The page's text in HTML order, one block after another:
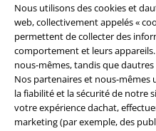
Nous utilisons des cookies et
web, collectivement appelés «
permettent de collecter des
comportement et leurs
nous-mêmes, tandis que
Nos partenaires et nous-
la fiabilité et la sécurité de notre
votre expérience dachat,
marketing (par exemple, des
A Warner